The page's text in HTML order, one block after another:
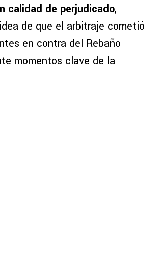
calidad de perjudicado,
de que el arbitraje cometió
en contra del Rebaño
momentos clave de la